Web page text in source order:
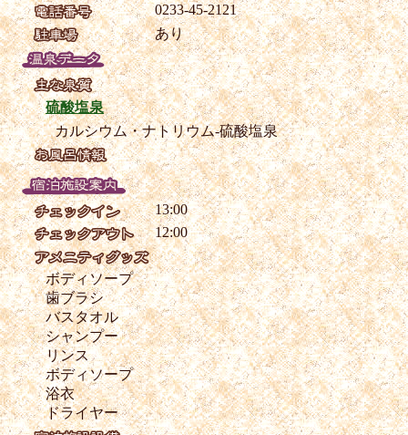
0233-45-2121
あり
硫酸塩泉
カルシウム・ナトリウム-硫酸塩泉
13:00
12:00
ボディソープ
歯ブラシ
バスタオル
シャンプー
リンス
ボディソープ
浴衣
ドライヤー